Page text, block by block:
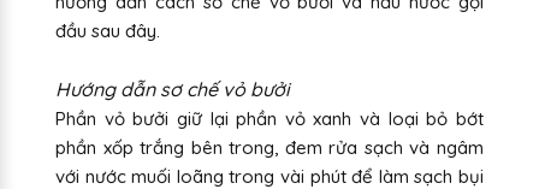
đầu sau đây.
Hướng dẫn sơ chế vỏ bưởi
Phần vỏ bưởi giữ lại phần vỏ xanh và loại bỏ bớt
phần xốp trắng bên trong, đem rửa sạch và ngâm
với nước muối loãng trong vài phút để làm sạch bụi